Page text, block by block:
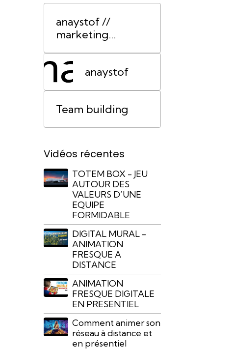
anaystof //
marketing
Lyon
anaystof
Team building
Vidéos récentes
TOTEM BOX - JEU
AUTOUR DES
VALEURS D’UNE
EQUIPE
FORMIDABLE
DIGITAL MURAL -
ANIMATION
FRESQUE A
DISTANCE
ANIMATION
FRESQUE DIGITALE
EN PRESENTIEL
Comment animer son
réseau à distance et
en présentiel